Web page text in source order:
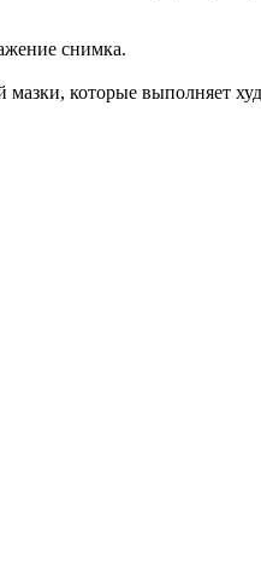
снимка.
мазки, которые выполняет